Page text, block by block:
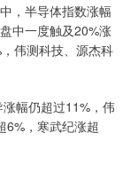
，半导体指数涨幅
中一度触及20%涨
伟测科技、源杰科
幅仍超过11%，伟
6%，寒武纪涨超